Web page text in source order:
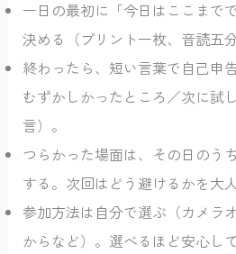
一日の最初に「今日はここまで
決める（プリント一枚、音読五
終わったら、短い言葉で自己申
むずかしかったところ／次に試
言）。
つらかった場面は、その日のう
する。次回はどう避けるかを大
参加方法は自分で選ぶ（カメラ
からなど）。選べるほど安心し